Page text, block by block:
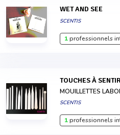
WET AND SEE
SCENTIS
1professionnels
TOUCHES À
MOUILLETTES
SCENTIS
1professionnels